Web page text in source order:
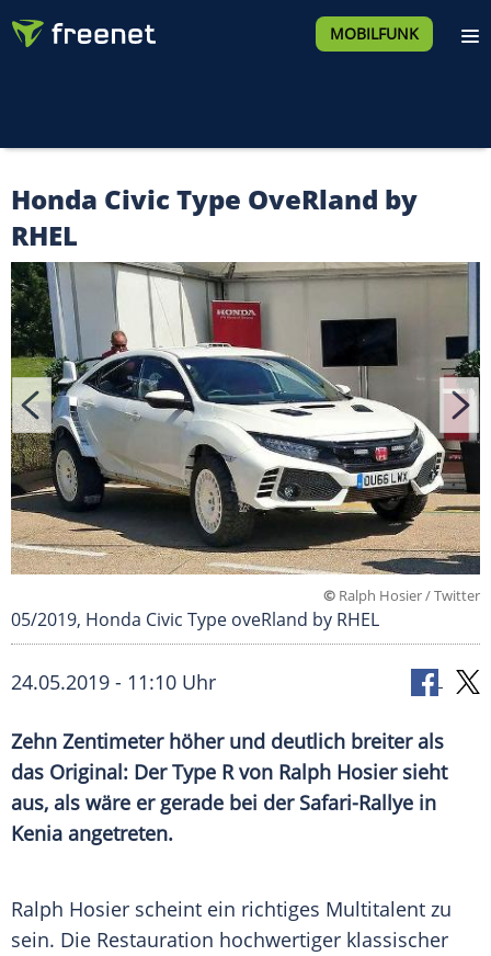
MOBILFUNK
Honda Civic Type OveRland by
RHEL
© Ralph Hosier / Twitter
05/2019, Honda Civic Type oveRland by RHEL
24.05.2019 - 11:10 Uhr
Zehn Zentimeter höher und deutlich breiter als
das Original: Der Type R von Ralph Hosier sieht
aus, als wäre er gerade bei der Safari-Rallye in
Kenia angetreten.
Ralph Hosier scheint ein richtiges Multitalent zu
sein. Die Restauration hochwertiger klassischer